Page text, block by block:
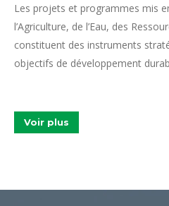
Les projets et programmes mis
l’Agriculture, de l’Eau, des
constituent des instruments
objectifs de développement
Voir plus